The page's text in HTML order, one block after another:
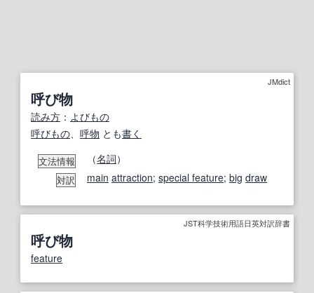
JMdict
呼び物
読み方 ： よびもの
呼びもの
呼物 とも書く
文法情報 （名詞）
対訳 main attraction; special feature; big draw
JST科学技術用語日英対訳辞書
呼び物
feature